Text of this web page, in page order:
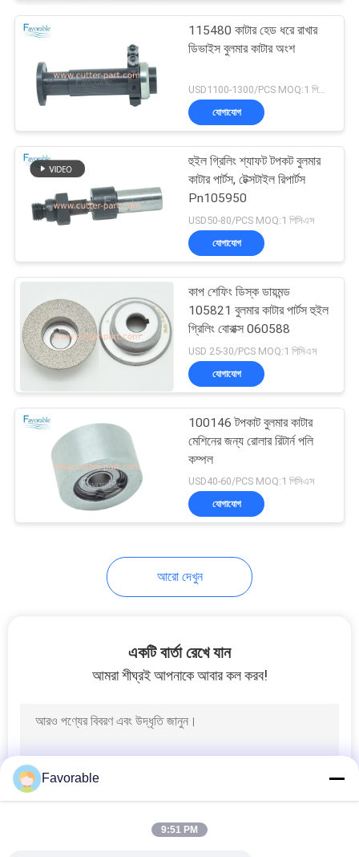
ভেক্টর 7000
ভেক্টর 2500
28
স্প্রেডার পার্টস
মেশিনের যন্ত্রাংশ কাটা
বুলমার কাটার পার্টস
115480 কাটার হেড ধরে রাখার
ডিভাইস বুলমার কাটার অংশ
USD1100-1300/PCS MOQ:1 পিসিএস
যোগাযোগ
হুইল গ্রিলিং শ্যাফট টপকট বুলমার
কাটার পার্টস, টেক্সটাইল রিপার্টস
Pn105950
USD50-80/PCS MOQ:1 পিসিএস
যোগাযোগ
কাপ শেফিং ডিস্ক ডায়মন্ড
105821 বুলমার কাটার পার্টস হুইল
গ্রিলিং বোরাক্স 060588
USD 25-30/PCS MOQ:1 পিসিএস
যোগাযোগ
100146 টপকাট বুলমার কাটার
মেশিনের জন্য রোলার রিটার্ন পলি
কম্পল
USD40-60/PCS MOQ:1 পিসিএস
যোগাযোগ
আরো দেখুন
একটি বার্তা রেখে যান
আমরা শীঘ্রই আপনাকে আবার কল করব!
Favorable
9:51 PM